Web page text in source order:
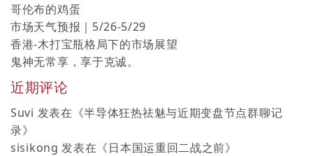
哥伦布的鸡蛋
市场天气预报｜5/26-5/29
香港-木打宝瓶格局下的市场展望
鬼神无常享，享于克诚。
近期评论
Suvi 发表在《半导体狂热祛魅与近期变盘节点群聊记
录》
sisikong 发表在《日本国运重回二战之前》